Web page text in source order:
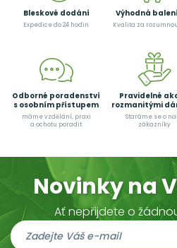
Bleskové dodání
Expedice do 24 hodin
Výhodná
Kvalita za
Odborné poradenství
s osobním přístupem
máme vzdělání, praxi
a ochotu poradit
Pravidelné
rozmanitými
Staráme se o
zákazníky
Novinky na
Ať nepřijdete o